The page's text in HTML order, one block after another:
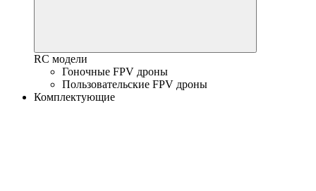
RC модели
Гоночные FPV дроны
Пользовательские FPV дроны
Комплектующие